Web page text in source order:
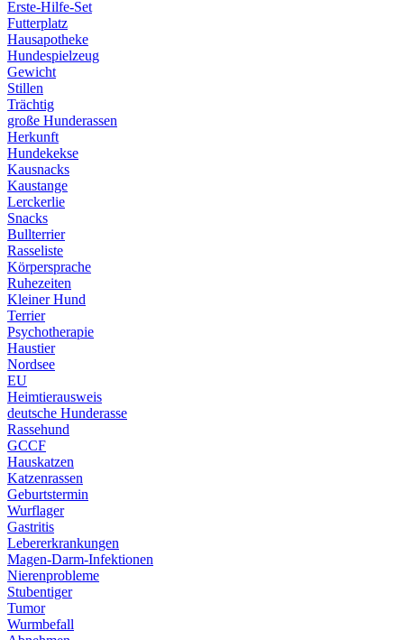
Erste-Hilfe-Set
Futterplatz
Hausapotheke
Hundespielzeug
Gewicht
Stillen
Trächtig
große Hunderassen
Herkunft
Hundekekse
Kausnacks
Kaustange
Lerckerlie
Snacks
Bullterrier
Rasseliste
Körpersprache
Ruhezeiten
Kleiner Hund
Terrier
Psychotherapie
Haustier
Nordsee
EU
Heimtierausweis
deutsche Hunderasse
Rassehund
GCCF
Hauskatzen
Katzenrassen
Geburtstermin
Wurflager
Gastritis
Lebererkrankungen
Magen-Darm-Infektionen
Nierenprobleme
Stubentiger
Tumor
Wurmbefall